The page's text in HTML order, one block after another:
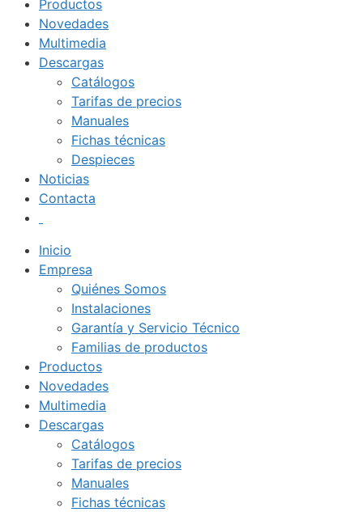
Productos
Novedades
Multimedia
Descargas
Catálogos
Tarifas de precios
Manuales
Fichas técnicas
Despieces
Noticias
Contacta
Inicio
Empresa
Quiénes Somos
Instalaciones
Garantía y Servicio Técnico
Familias de productos
Productos
Novedades
Multimedia
Descargas
Catálogos
Tarifas de precios
Manuales
Fichas técnicas